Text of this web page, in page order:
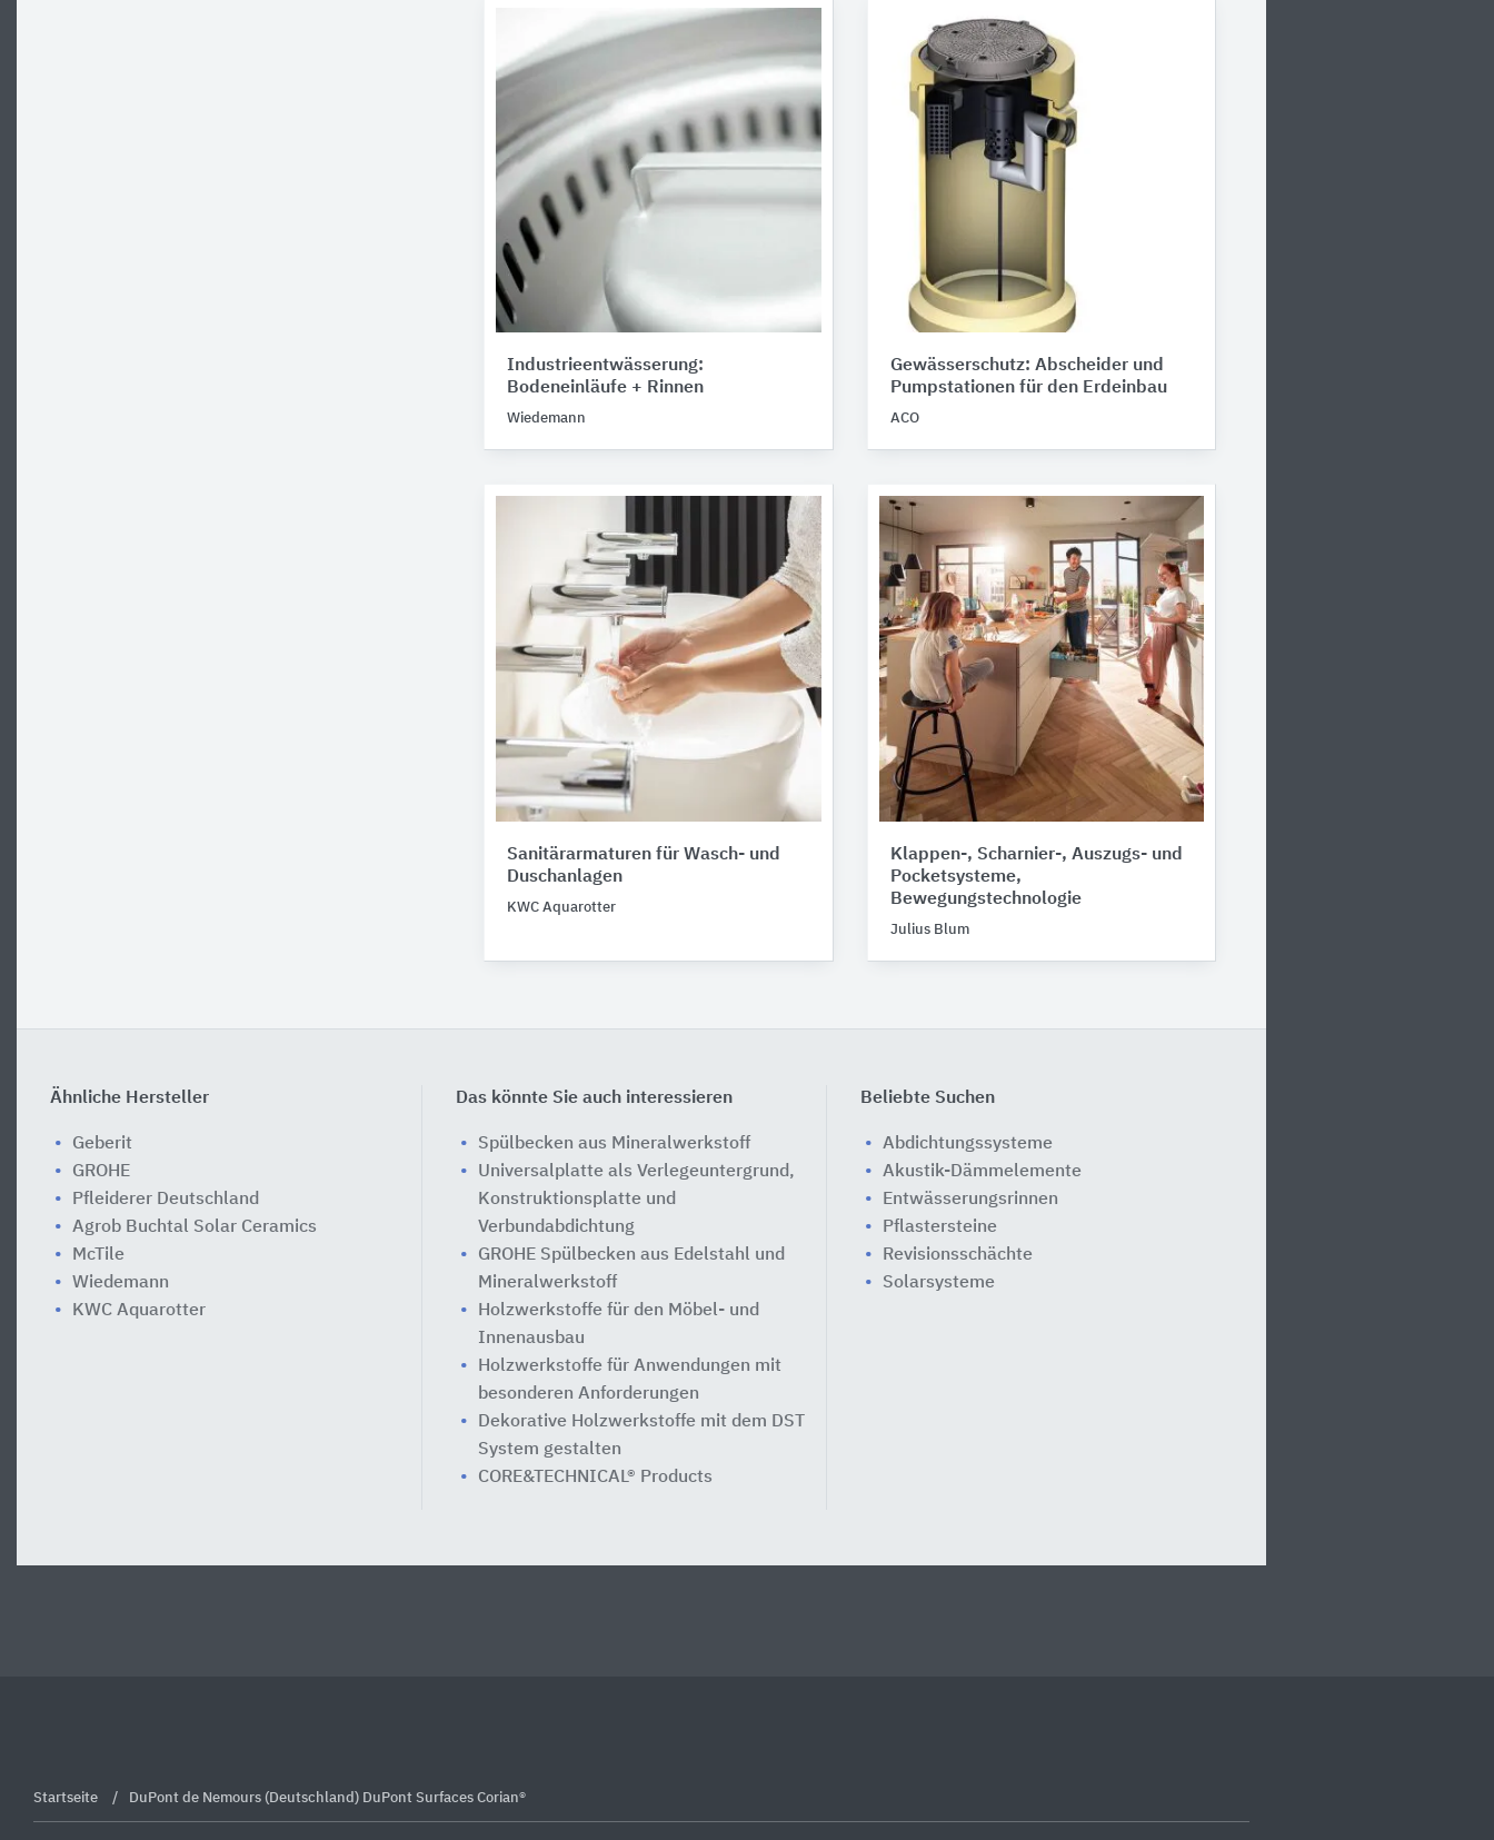
Industrieentwässerung:
Bodeneinläufe + Rinnen
Wiedemann
Gewässerschutz: Abscheider und
Pumpstationen für den Erdeinbau
ACO
Sanitärarmaturen für Wasch- und
Duschanlagen
KWC Aquarotter
Klappen-, Scharnier-, Auszugs- und
Pocketsysteme,
Bewegungstechnologie
Julius Blum
Ähnliche Hersteller
Geberit
GROHE
Pfleiderer Deutschland
Agrob Buchtal Solar Ceramics
McTile
Wiedemann
KWC Aquarotter
Das könnte Sie auch interessieren
Spülbecken aus Mineralwerkstoff
Universalplatte als Verlegeuntergrund,
Konstruktionsplatte und
Verbundabdichtung
GROHE Spülbecken aus Edelstahl und
Mineralwerkstoff
Holzwerkstoffe für den Möbel- und
Innenausbau
Holzwerkstoffe für Anwendungen mit
besonderen Anforderungen
Dekorative Holzwerkstoffe mit dem DST
System gestalten
CORE&TECHNICAL® Products
Beliebte Suchen
Abdichtungssysteme
Akustik-Dämmelemente
Entwässerungsrinnen
Pflastersteine
Revisionsschächte
Solarsysteme
Startseite DuPont de Nemours (Deutschland) DuPont Surfaces Corian®